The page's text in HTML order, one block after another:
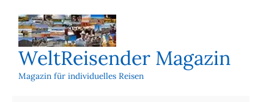
Inhalt
springen
WeltReisender Magazin
Magazin für individuelles Reisen